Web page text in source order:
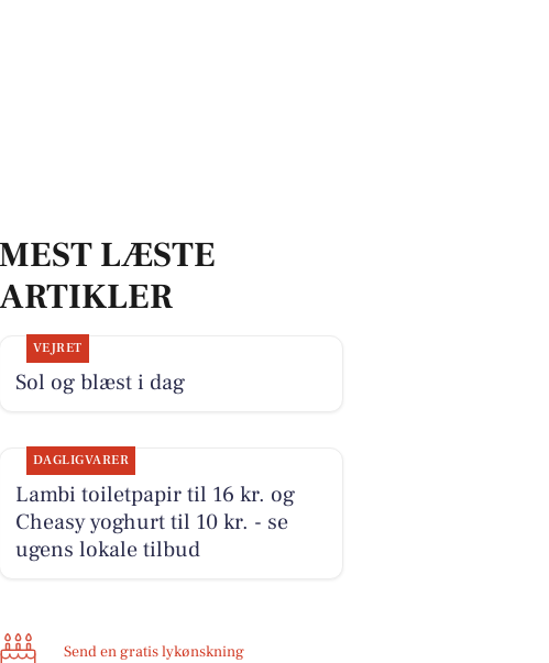
MEST LÆSTE
ARTIKLER
VEJRET
Sol og blæst i dag
DAGLIGVARER
Lambi toiletpapir til 16 kr. og
Cheasy yoghurt til 10 kr. - se
ugens lokale tilbud
Send en gratis lykønskning